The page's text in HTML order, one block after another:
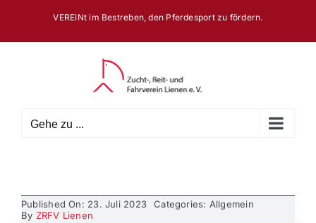
springen
VEREINt im Bestreben, den Pferdesport zu fördern.
Gehe zu ...
Published On: 23. Juli 2023
Categories: Allgemein
By ZRFV Lienen